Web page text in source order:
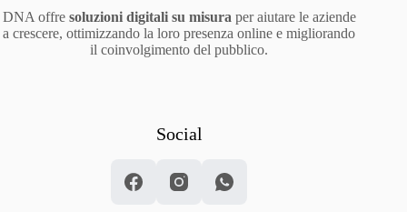
DNA offre soluzioni digitali su misura per aiutare le aziende
a crescere, ottimizzando la loro presenza online e migliorando
il coinvolgimento del pubblico.
Social